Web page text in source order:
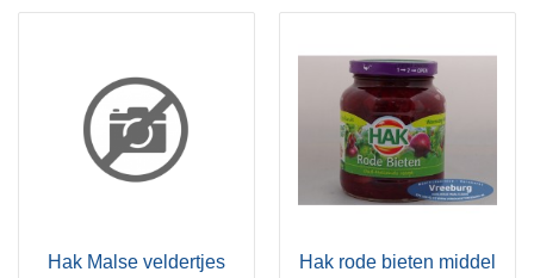
Hak Malse veldertjes
Hak rode bieten middel